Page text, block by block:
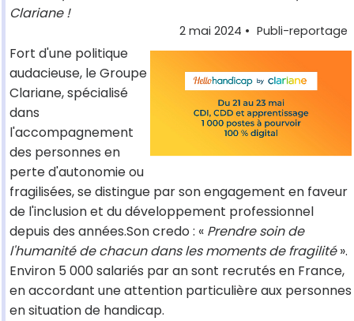
Clariane !
2 mai 2024 • Publi-reportage
Fort d'une politique
audacieuse, le Groupe
Clariane, spécialisé
dans
l'accompagnement
des personnes en
perte d'autonomie ou
fragilisées, se distingue par son engagement en faveur
de l'inclusion et du développement professionnel
depuis des années.Son credo : « Prendre soin de
l'humanité de chacun dans les moments de fragilité».
Environ 5 000 salariés par an sont recrutés en France,
en accordant une attention particulière aux personnes
en situation de handicap.